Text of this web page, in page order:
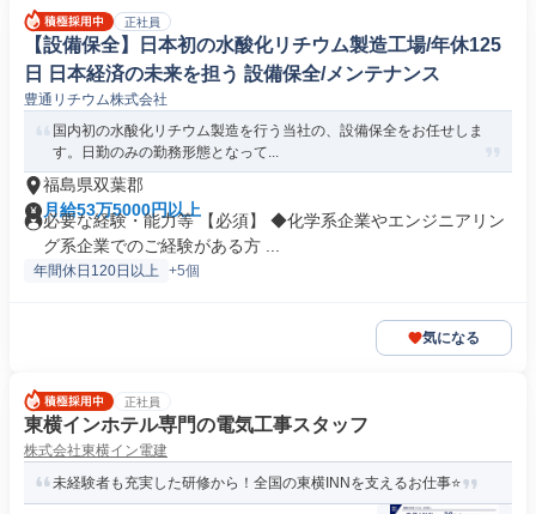
正社員
【設備保全】日本初の水酸化リチウム製造工場/年休125
日 日本経済の未来を担う 設備保全/メンテナンス
豊通リチウム株式会社
国内初の水酸化リチウム製造を行う当社の、設備保全をお任せしま
す。日勤のみの勤務形態となって...
福島県双葉郡
月給53万5000円以上
必要な経験・能力等 【必須】 ◆化学系企業やエンジニアリン
グ系企業でのご経験がある方 ...
年間休日120日以上 +5個
気になる
正社員
東横インホテル専門の電気工事スタッフ
株式会社東横イン電建
未経験者も充実した研修から！全国の東横INNを支えるお仕事⭐